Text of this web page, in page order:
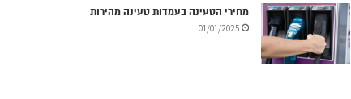
מחירי הטעינה בעמדות טעינה מהירות
01/01/2025